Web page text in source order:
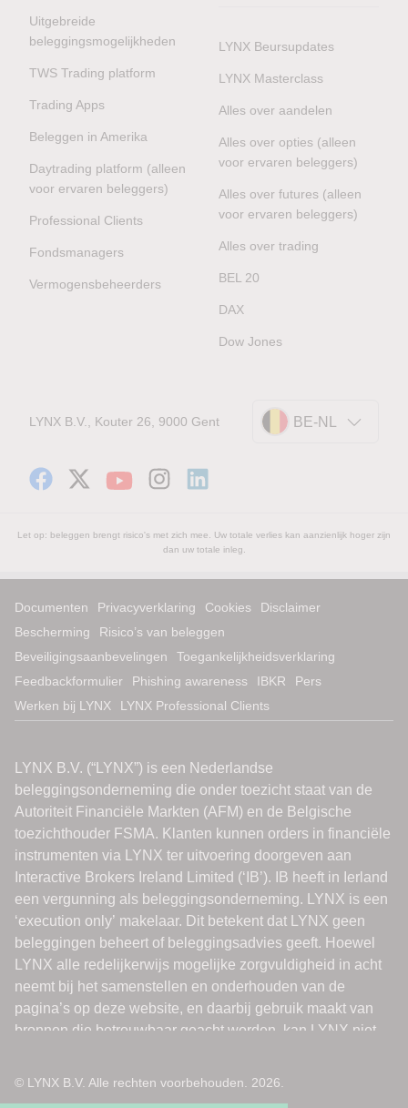
Uitgebreide
beleggingsmogelijkheden
TWS Trading platform
Trading Apps
Beleggen in Amerika
Daytrading platform (alleen
voor ervaren beleggers)
Professional Clients
Fondsmanagers
Vermogensbeheerders
LYNX Beursupdates
LYNX Masterclass
Alles over aandelen
Alles over opties (alleen
voor ervaren beleggers)
Alles over futures (alleen
voor ervaren beleggers)
Alles over trading
BEL 20
DAX
Dow Jones
LYNX B.V., Kouter 26, 9000 Gent BE-NL
Let op: beleggen brengt risico's met zich mee. Uw totale verlies kan aanzienlijk hoger zijn
dan uw totale inleg.
Documenten Privacyverklaring Cookies
Disclaimer
Bescherming
Risico’s van beleggen
Beveiligingsaanbevelingen
Toegankelijkheidsverklaring
Feedbackformulier
Phishing awareness IBKR
Pers
Werken bij LYNX
LYNX Professional Clients
© LYNX B.V. Alle rechten voorbehouden. 2026.